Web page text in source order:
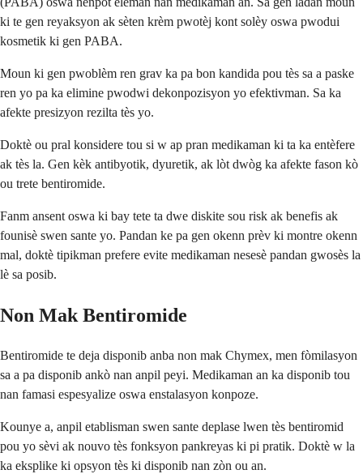
ki te gen reyaksyon ak sèten krèm pwotèj kont solèy oswa pwodui
kosmetik ki gen PABA.
Moun ki gen pwoblèm ren grav ka pa bon kandida pou tès sa a paske
ren yo pa ka elimine pwodwi dekonpozisyon yo efektivman. Sa ka
afekte presizyon rezilta tès yo.
Doktè ou pral konsidere tou si w ap pran medikaman ki ta ka entèfere
ak tès la. Gen kèk antibyotik, dyuretik, ak lòt dwòg ka afekte fason kò
ou trete bentiromide.
Fanm ansent oswa ki bay tete ta dwe diskite sou risk ak benefis ak
founisè swen sante yo. Pandan ke pa gen okenn prèv ki montre okenn
mal, doktè tipikman prefere evite medikaman nesesè pandan gwosès la
lè sa posib.
Non Mak Bentiromide
Bentiromide te deja disponib anba non mak Chymex, men fòmilasyon
sa a pa disponib ankò nan anpil peyi. Medikaman an ka disponib tou
nan famasi espesyalize oswa enstalasyon konpoze.
Kounye a, anpil etablisman swen sante deplase lwen tès bentiromid
pou yo sèvi ak nouvo tès fonksyon pankreyas ki pi pratik. Doktè w la
ka eksplike ki opsyon tès ki disponib nan zòn ou an.